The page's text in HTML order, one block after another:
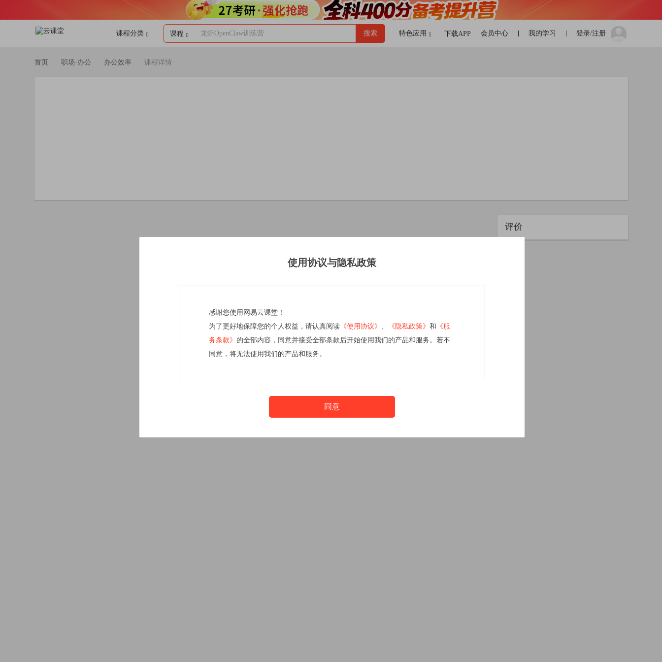
课程分类 课程 龙虾OpenClaw训练营 搜索 特色应用 下载APP 登录/注册
我的学习
会员中心
首页 职场·办公 办公效率 课程详情
评价
使用协议与隐私政策
感谢您使用网易云课堂！
为了更好地保障您的个人权益，请认真阅读 《使用协议》 《隐私政策》 和 《服
务条款》 的全部内容，同意并接受全部条款后开始使用我们的产品和服务。若不
同意，将无法使用我们的产品和服务。
同意